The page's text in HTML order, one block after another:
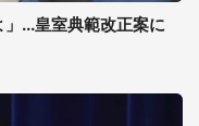
...皇室典範改正案に